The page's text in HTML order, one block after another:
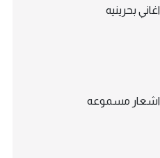
اغاني بحرينيه
اشعار مسموعه